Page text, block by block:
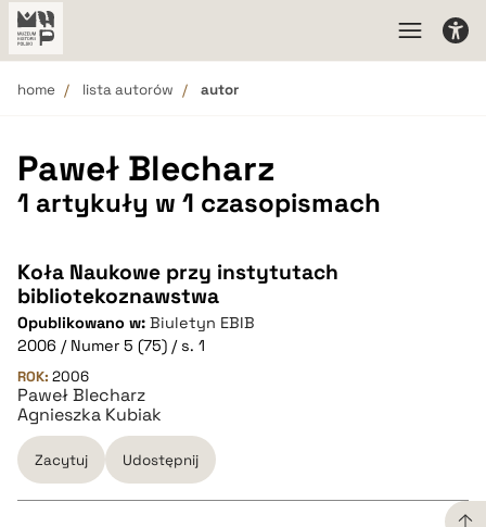
home lista autorów autor
Paweł Blecharz
1 artykuły w 1 czasopismach
Koła Naukowe przy instytutach
bibliotekoznawstwa
Opublikowano w: Biuletyn EBIB
2006 / Numer 5 (75) / s. 1
ROK: 2006
Paweł Blecharz
Agnieszka Kubiak
Zacytuj Udostępnij